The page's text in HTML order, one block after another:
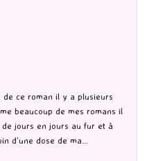
de ce roman il y a plusieurs
beaucoup de mes romans il
de jours en jours au fur et à
d’une dose de ma...